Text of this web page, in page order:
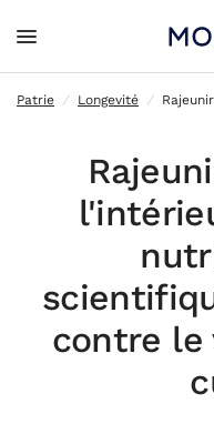
Patrie / Longevité /
contre le